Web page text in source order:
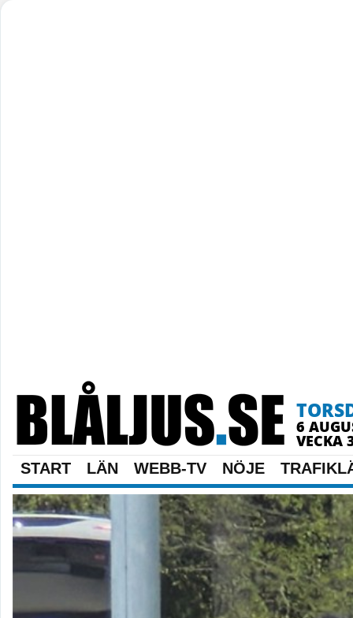
6
VECKA
START LÄN WEBB-TV NÖJE